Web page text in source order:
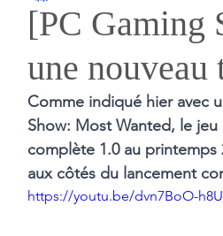
Paris Games Week Early
Actu 1DCoG Test
[PC Gaming
une nouveau
Comme indiqué hier avec
Show: Most Wanted, le
complète 1.0 au printemps
aux côtés du lancement
https://youtu.be/dvn7BoO-